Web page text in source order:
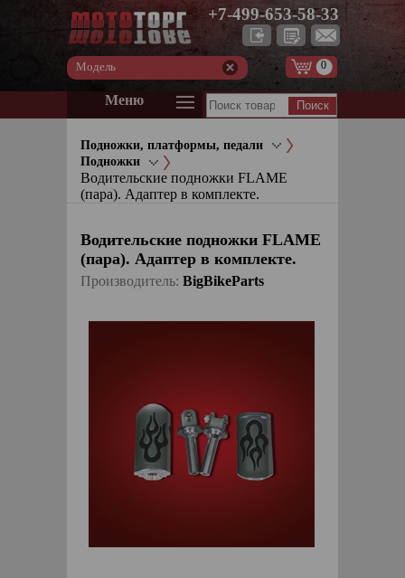
+7-499-653-58-33
Модель 0
Меню
Подножки, платформы, педали
Подножки
Водительские подножки FLAME
(пара). Адаптер в комплекте.
Водительские подножки FLAME
(пара). Адаптер в комплекте.
Производитель: BigBikeParts